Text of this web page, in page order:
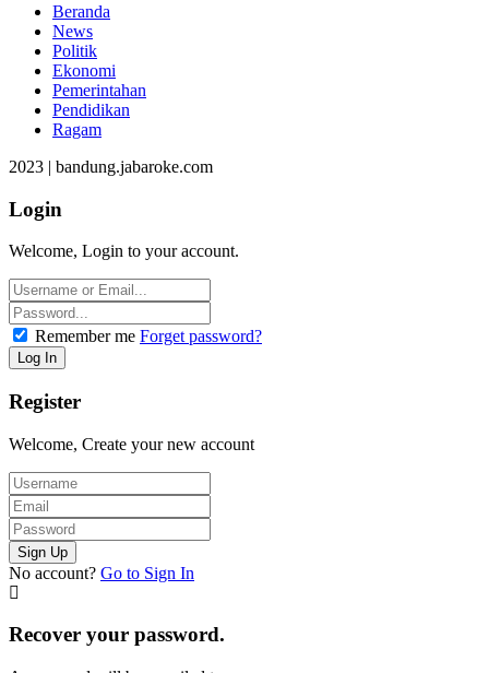
Beranda
News
Politik
Ekonomi
Pemerintahan
Pendidikan
Ragam
2023 | bandung.jabaroke.com
Login
Welcome, Login to your account.
Remember me Forget password?
Register
Welcome, Create your new account
No account? Go to Sign In
Recover your password.